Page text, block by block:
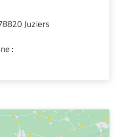
Juziers
: